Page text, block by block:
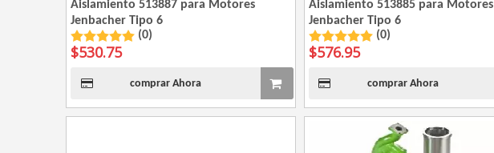
Aislamiento 513887 para Motores
Jenbacher Tipo 6
(0)
$530.75
comprar Ahora
Aislamiento 513885 para Motores
Jenbacher Tipo 6
(0)
$576.95
comprar Ahora